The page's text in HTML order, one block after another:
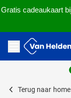
Gratis cadeaukaart
Ga naar de inhoud
Menu openen
Terug naar home